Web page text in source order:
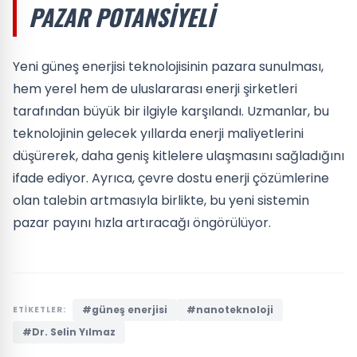
PAZAR POTANSIYELI
Yeni güneş enerjisi teknolojisinin pazara sunulması,
hem yerel hem de uluslararası enerji şirketleri
tarafından büyük bir ilgiyle karşılandı. Uzmanlar, bu
teknolojinin gelecek yıllarda enerji maliyetlerini
düşürerek, daha geniş kitlelere ulaşmasını sağladığını
ifade ediyor. Ayrıca, çevre dostu enerji çözümlerine
olan talebin artmasıyla birlikte, bu yeni sistemin
pazar payını hızla artıracağı öngörülüyor.
ETİKETLER: #güneş enerjisi
#nanoteknoloji
#Dr. Selin Yılmaz